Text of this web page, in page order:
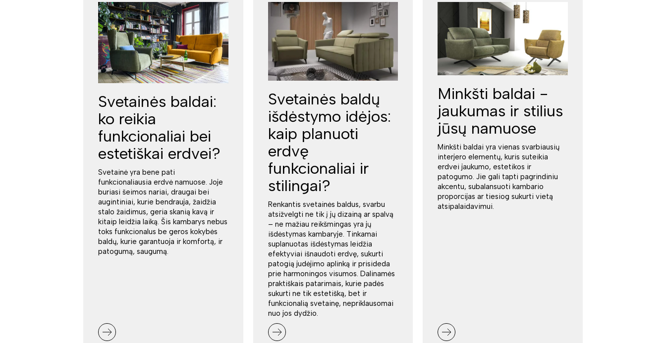
Svetainės baldai:
ko reikia
funkcionaliai bei
estetiškai erdvei?
Svetainė yra bene pati
funkcionaliausia erdvė namuose. Joje
buriasi šeimos nariai, draugai bei
augintiniai, kurie bendrauja, žaidžia
stalo žaidimus, geria skanią kavą ir
kitaip leidžia laiką. Šis kambarys nebus
toks funkcionalus be geros kokybės
baldų, kurie garantuoja ir komfortą, ir
patogumą, saugumą.
Svetainės baldų
išdėstymo idėjos:
kaip planuoti
erdvę
funkcionaliai ir
stilingai?
Renkantis svetainės baldus, svarbu
atsižvelgti ne tik į jų dizainą ar spalvą
– ne mažiau reikšmingas yra jų
išdėstymas kambaryje. Tinkamai
suplanuotas išdėstymas leidžia
efektyviai išnaudoti erdvę, sukurti
patogią judėjimo aplinką ir prisideda
prie harmoningos visumos. Dalinamės
praktiškais patarimais, kurie padės
sukurti ne tik estetišką, bet ir
funkcionalią svetainę, nepriklausomai
nuo jos dydžio.
Minkšti baldai -
jaukumas ir stilius
jūsų namuose
Minkšti baldai yra vienas svarbiausių
interjero elementų, kuris suteikia
erdvei jaukumo, estetikos ir
patogumo. Jie gali tapti pagrindiniu
akcentu, subalansuoti kambario
proporcijas ar tiesiog sukurti vietą
atsipalaidavimui.